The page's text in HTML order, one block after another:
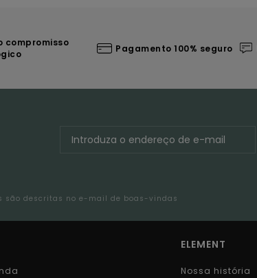
compromisso
Pagamento 100% seguro
são descritas no e-mail de boas-vindas
ELEMENT
Nossa história